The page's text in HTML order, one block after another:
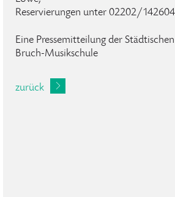
Reservierungen unter 02202/
Eine Pressemitteilung der
Bruch-Musikschule
zurück